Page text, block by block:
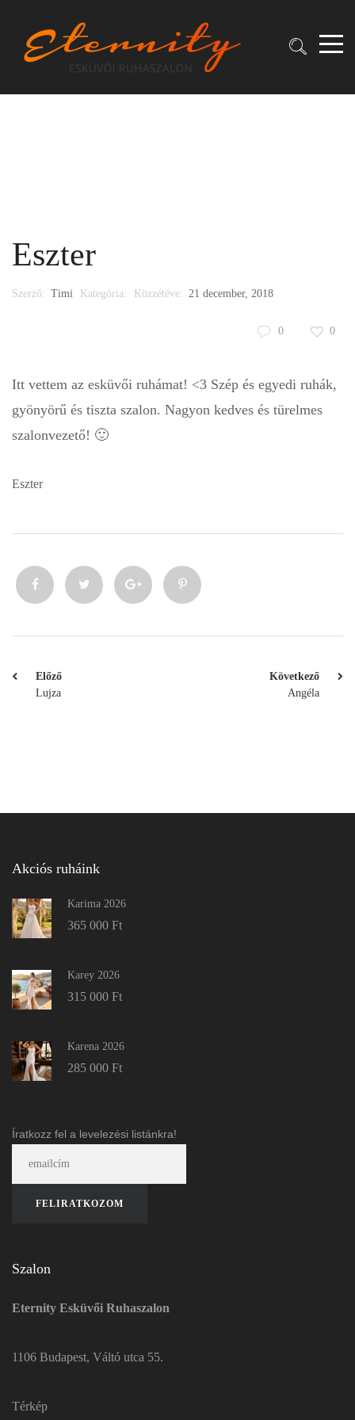
Eszter
Szerző: Timi Kategória: Közzétéve: 21 december, 2018
0 0
Itt vettem az esküvői ruhámat! <3 Szép és egyedi ruhák,
gyönyörű és tiszta szalon. Nagyon kedves és türelmes
szalonvezető! 🙂
Eszter
Előző
Lujza
Következő
Angéla
Akciós ruháink
Karima 2026
365 000 Ft
Karey 2026
315 000 Ft
Karena 2026
285 000 Ft
Íratkozz fel a levelezési listánkra!
Szalon
Eternity Esküvői Ruhaszalon
1106 Budapest, Váltó utca 55.
Térkép